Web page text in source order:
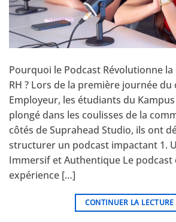
Pourquoi le Podcast Révolutionne
RH ? Lors de la première journée
Employeur, les étudiants du
plongé dans les coulisses de la
côtés de Suprahead Studio, ils ont
structurer un podcast impactant 1.
Immersif et Authentique Le podcast
expérience […]
CONTINUER LA LECTURE